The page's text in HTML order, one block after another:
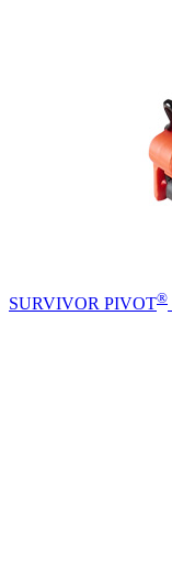
SURVIVOR PIVOT®